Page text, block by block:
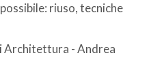
riuso, tecniche
Architettura - Andrea